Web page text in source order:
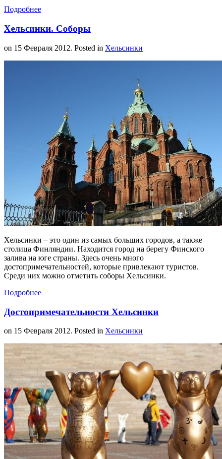
Подробнее
Хельсинки. Соборы
on 15 Февраля 2012. Posted in Хельсинки
Хельсинки – это один из самых больших городов, а также
столица Финляндии. Находится город на берегу Финского
залива на юге страны. Здесь очень много
достопримечательностей, которые привлекают туристов.
Среди них можно отметить соборы Хельсинки.
Подробнее
Достопримечательности Хельсинки
on 15 Февраля 2012. Posted in Хельсинки